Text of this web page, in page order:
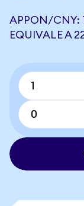
APPON/CNY:
EQUIVALE A